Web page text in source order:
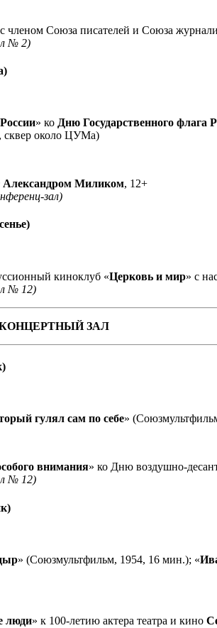
членом Союза писателей и Союза
№ 2)
» ко Дню Государственного флага
сквер около ЦУМа)
Александром Миликом, 12+
зал)
киноклуб «Церковь и мир» с
№ 12)
ЗАЛ
гулял сам по себе»
внимания» ко Дню воздушно-
№ 12)
» (Союзмультфильм, 1954, 16 мин.); «
люди» к 100-летию актера театра и кино